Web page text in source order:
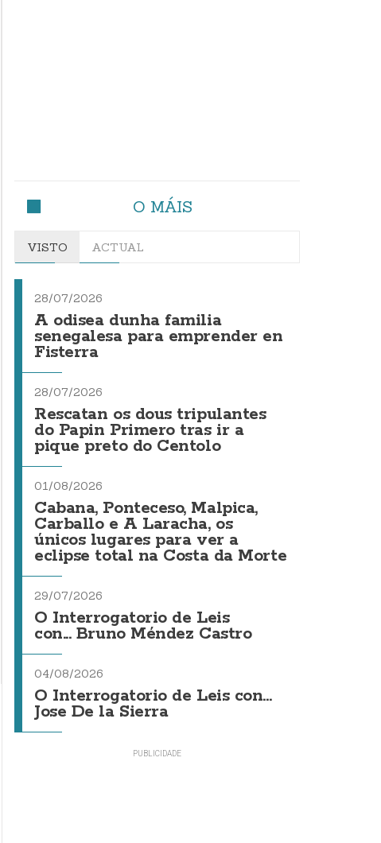
O MÁIS
VISTO ACTUAL
28/07/2026
A odisea dunha familia
senegalesa para emprender en
Fisterra
28/07/2026
Rescatan os dous tripulantes
do Papin Primero tras ir a
pique preto do Centolo
01/08/2026
Cabana, Ponteceso, Malpica,
Carballo e A Laracha, os
únicos lugares para ver a
eclipse total na Costa da Morte
29/07/2026
O Interrogatorio de Leis
con... Bruno Méndez Castro
04/08/2026
O Interrogatorio de Leis con...
Jose De la Sierra